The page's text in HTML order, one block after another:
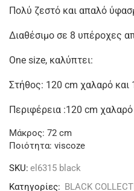
Πολύ ζεστό και απαλό
Διαθέσιμο σε 8 υπέροχες
One size, καλύπτει:
Στήθος: 120 cm χαλαρό
Περιφέρεια :120 cm
Μάκρος: 72 cm
Ποιότητα: viscoze
SKU: el6315 black
Κατηγορίες: BLACK